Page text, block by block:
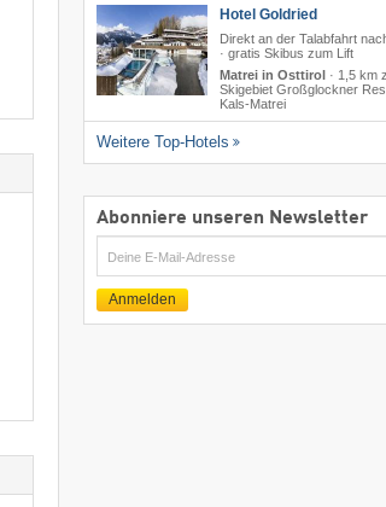
Hotel Goldried
Direkt an der Talabfahrt
· gratis Skibus zum Lift
Matrei in Osttirol · 1,5 km
Skigebiet Großglockner
Kals-Matrei
Weitere Top-Hotels
Abonniere unseren Newsletter
E-
Mail
Anmelden